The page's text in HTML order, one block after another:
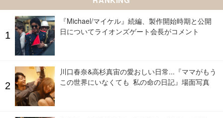
『Michael/マイケル』続編、製作開始時期と公開
日についてライオンズゲート会長がコメント
川口春奈&高杉真宙の愛おしい日常...『ママがもう
この世界にいなくても 私の命の日記』場面写真